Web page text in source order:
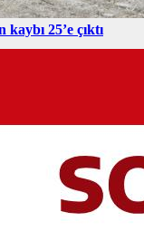
kaybı 25’e çıktı